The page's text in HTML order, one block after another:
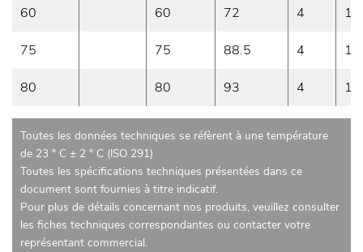
60 60 72 4
75 75 88.5 4
80 80 93 4
Toutes les données techniques se réfèrent à une température
de 23 ° C ± 2 ° C (ISO 291)
Toutes les spécifications techniques présentées dans ce
document sont fournies à titre indicatif.
Pour plus de détails concernant nos produits, veuillez consulter
les fiches techniques correspondantes ou contacter votre
représentant commercial.